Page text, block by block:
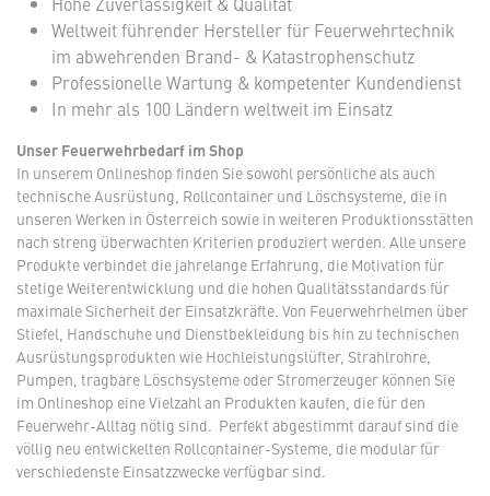
Weltweit führender Hersteller für Feuerwehrtechnik
im abwehrenden Brand- & Katastrophenschutz
Professionelle Wartung & kompetenter Kundendienst
In mehr als 100 Ländern weltweit im Einsatz
Unser Feuerwehrbedarf im Shop
In unserem Onlineshop finden Sie sowohl persönliche als auch
technische Ausrüstung, Rollcontainer und Löschsysteme, die in
unseren Werken in Österreich sowie in weiteren Produktionsstätten
nach streng überwachten Kriterien produziert werden. Alle unsere
Produkte verbindet die jahrelange Erfahrung, die Motivation für
stetige Weiterentwicklung und die hohen Qualitätsstandards für
maximale Sicherheit der Einsatzkräfte. Von Feuerwehrhelmen über
Stiefel, Handschuhe und Dienstbekleidung bis hin zu technischen
Ausrüstungsprodukten wie Hochleistungslüfter, Strahlrohre,
Pumpen, tragbare Löschsysteme oder Stromerzeuger können Sie
im Onlineshop eine Vielzahl an Produkten kaufen, die für den
Feuerwehr-Alltag nötig sind. Perfekt abgestimmt darauf sind die
völlig neu entwickelten Rollcontainer-Systeme, die modular für
verschiedenste Einsatzzwecke verfügbar sind.